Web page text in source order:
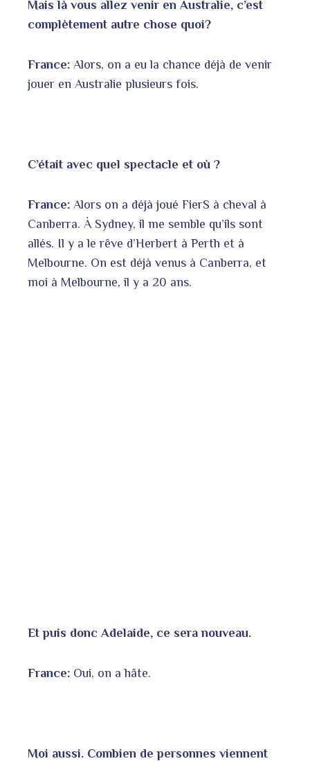
Mais là vous allez venir en Australie, c’est
complètement autre chose quoi?
France: Alors, on a eu la chance déjà de venir
jouer en Australie plusieurs fois.
C’était avec quel spectacle et où ?
France: Alors on a déjà joué FierS à cheval à
Canberra. À Sydney, il me semble qu’ils sont
allés. Il y a le rêve d’Herbert à Perth et à
Melbourne. On est déjà venus à Canberra, et
moi à Melbourne, il y a 20 ans.
Et puis donc Adelaide, ce sera nouveau.
France: Oui, on a hâte.
Moi aussi. Combien de personnes viennent